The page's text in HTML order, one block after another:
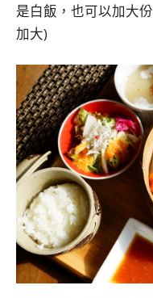
是白飯，也可以加大
加大)